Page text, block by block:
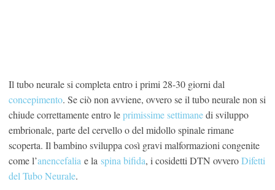
Il tubo neurale si completa entro i primi 28-30 giorni dal
concepimento. Se ciò non avviene, ovvero se il tubo neurale non si
chiude correttamente entro leprimissime settimanedi sviluppo
embrionale, parte del cervello o del midollo spinale rimane
scoperta. Il bambino sviluppa così gravi malformazioni congenite
come l’anencefalia e la spina bifida, i cosidetti DTN ovveroDifetti
del Tubo Neurale.